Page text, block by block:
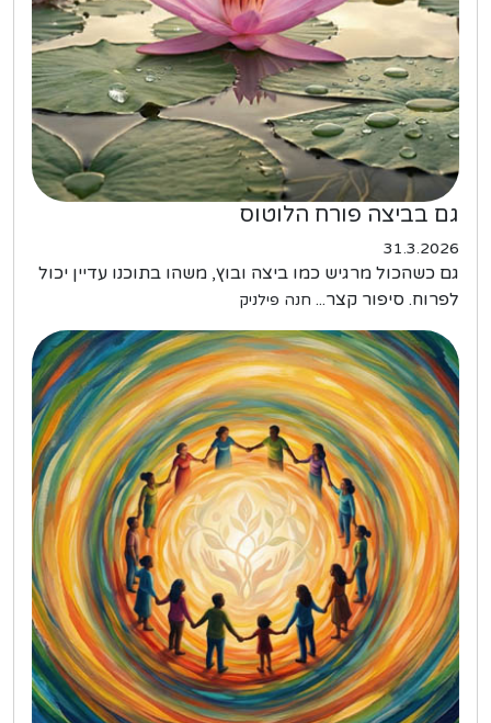
גם בביצה פורח הלוטוס
31.3.2026
גם כשהכול מרגיש כמו ביצה ובוץ, משהו בתוכנו עדיין יכול
לפרוח. סיפור קצר... חנה פילניק